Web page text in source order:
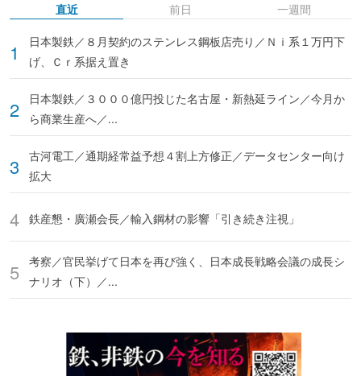
直近
日本製鉄／８月契約のステンレス鋼板店売り／Ｎｉ系１万円下
げ、Ｃｒ系据え置き
日本製鉄／３０００億円投じた名古屋・新熱延ライン／今月か
ら商業生産へ／...
古河電工／通期経常益予想４割上方修正／データセンター向け
拡大
鉄産懇・廣瀬会長／輸入鋼材の影響「引き続き注視」
考察／官民挙げて日本を再び強く、日本成長戦略会議の成長シ
ナリオ（下）／...
前日 一週間